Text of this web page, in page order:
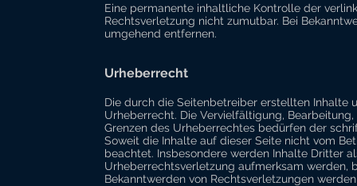
Eine permanente inhaltliche Kontrolle der
Rechtsverletzung nicht zumutbar. Bei
umgehend entfernen.
Urheberrecht
Die durch die Seitenbetreiber erstellten Inhalte
Urheberrecht. Die Vervielfältigung,
Grenzen des Urheberrechtes bedürfen der
Soweit die Inhalte auf dieser Seite nicht vom
beachtet. Insbesondere werden Inhalte Dritter
Urheberrechtsverletzung aufmerksam werden,
Bekanntwerden von Rechtsverletzungen